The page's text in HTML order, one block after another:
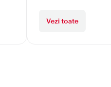
Vezi toate